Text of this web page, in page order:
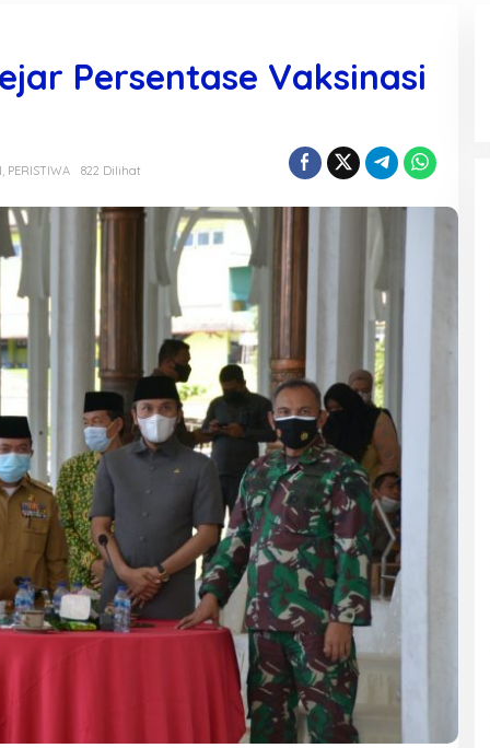
Persentase Vaksinasi
, PERISTIWA 822 Dilihat